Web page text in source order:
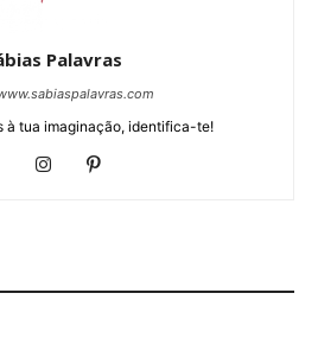
Palavras
à tua imaginação, identifica-te!